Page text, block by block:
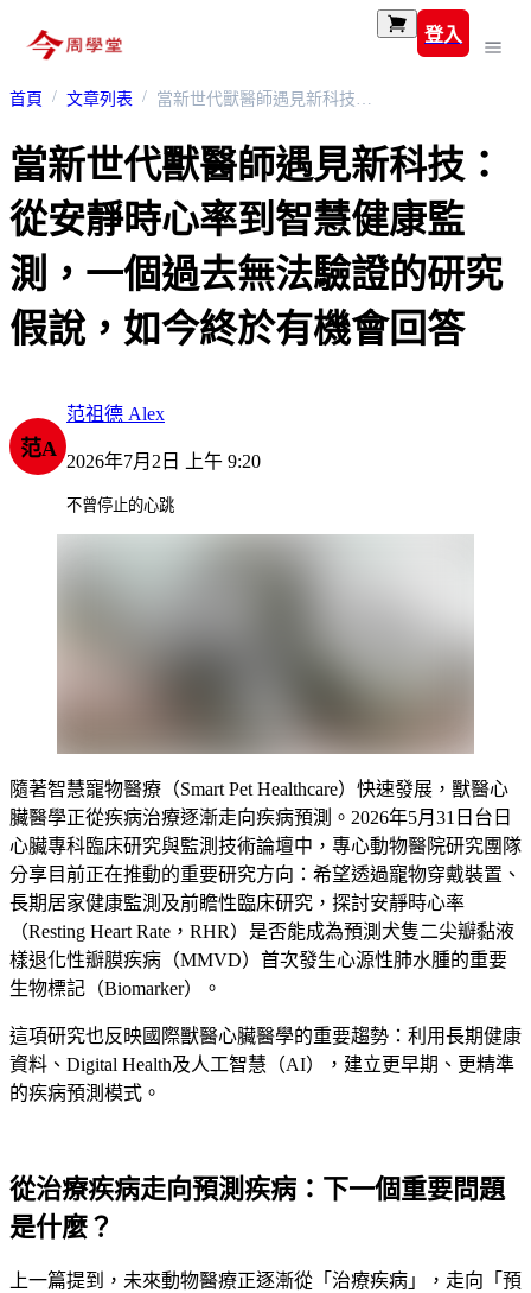
登入
首頁 文章列表 當新世代獸醫師遇見新科技：從安靜時心率到智慧健康監測，一個過去無法驗證的研究假說，如今終於有機會回答
當新世代獸醫師遇見新科技：
從安靜時心率到智慧健康監
測，一個過去無法驗證的研究
假說，如今終於有機會回答
范A
范祖德 Alex
2026年7月2日 上午 9:20
不曾停止的心跳
隨著智慧寵物醫療（Smart Pet Healthcare）快速發展，獸醫心
臟醫學正從疾病治療逐漸走向疾病預測。2026年5月31日台日
心臟專科臨床研究與監測技術論壇中，專心動物醫院研究團隊
分享目前正在推動的重要研究方向：希望透過寵物穿戴裝置、
長期居家健康監測及前瞻性臨床研究，探討安靜時心率
（Resting Heart Rate，RHR）是否能成為預測犬隻二尖瓣黏液
樣退化性瓣膜疾病（MMVD）首次發生心源性肺水腫的重要
生物標記（Biomarker）。
這項研究也反映國際獸醫心臟醫學的重要趨勢：利用長期健康
資料、Digital Health及人工智慧（AI），建立更早期、更精準
的疾病預測模式。
從治療疾病走向預測疾病：下一個重要問題
是什麼？
上一篇提到，未來動物醫療正逐漸從「治療疾病」，走向「預